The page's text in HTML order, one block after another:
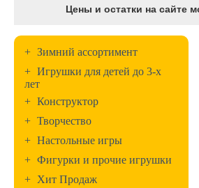
Цены и остатки на сайте
+ Зимний ассортимент
+ Игрушки для детей до 3-х
лет
+ Конструктор
+ Творчество
+ Настольные игры
+ Фигурки и прочие игрушки
+ Хит Продаж